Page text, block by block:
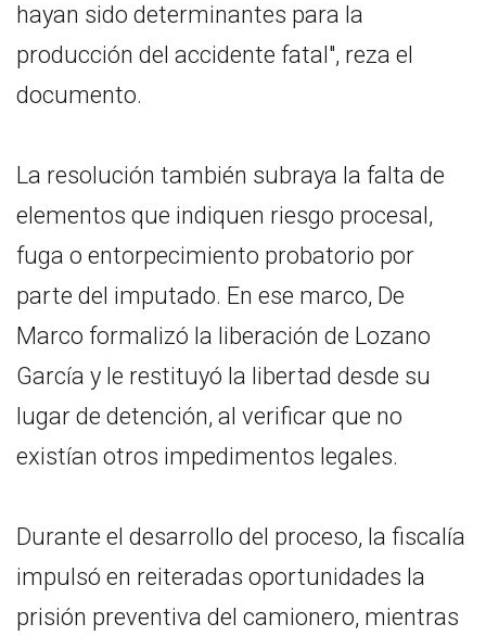
hayan sido determinantes para la
producción del accidente fatal", reza el
documento.
La resolución también subraya la falta de
elementos que indiquen riesgo procesal,
fuga o entorpecimiento probatorio por
parte del imputado. En ese marco, De
Marco formalizó la liberación de Lozano
García y le restituyó la libertad desde su
lugar de detención, al verificar que no
existían otros impedimentos legales.
Durante el desarrollo del proceso, la fiscalía
impulsó en reiteradas oportunidades la
prisión preventiva del camionero, mientras